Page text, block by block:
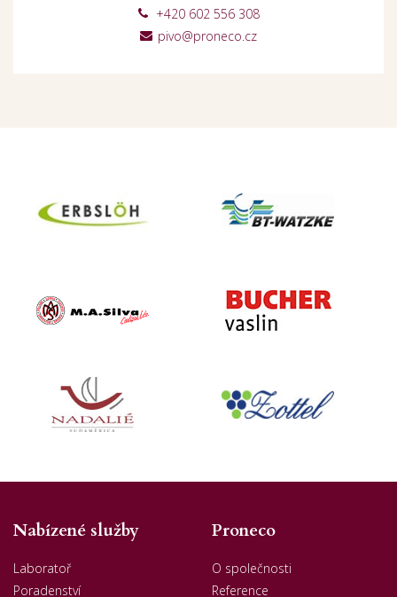
+420 602 556 308
pivo@proneco.cz
Nabízené služby
Laboratoř
Poradenství
Proneco
O společnosti
Reference